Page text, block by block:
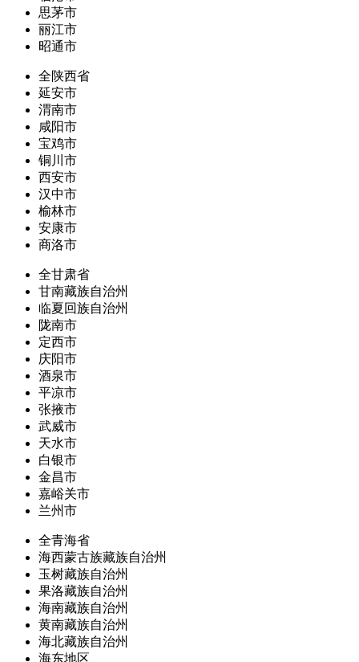
思茅市
丽江市
昭通市
全陕西省
延安市
渭南市
咸阳市
宝鸡市
铜川市
西安市
汉中市
榆林市
安康市
商洛市
全甘肃省
甘南藏族自治州
临夏回族自治州
陇南市
定西市
庆阳市
酒泉市
平凉市
张掖市
武威市
天水市
白银市
金昌市
嘉峪关市
兰州市
全青海省
海西蒙古族藏族自治州
玉树藏族自治州
果洛藏族自治州
海南藏族自治州
黄南藏族自治州
海北藏族自治州
海东地区